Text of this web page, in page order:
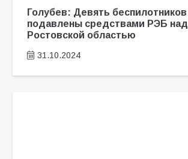
Голубев: Девять беспилотников
подавлены средствами РЭБ над
Ростовской областью
31.10.2024